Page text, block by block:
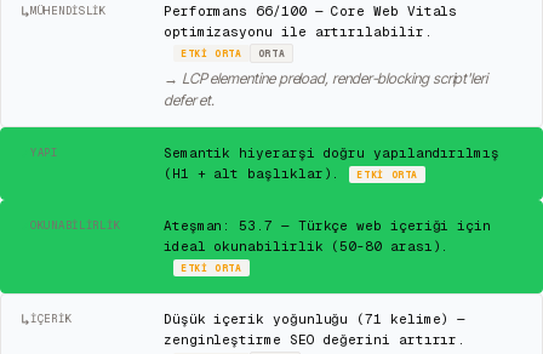
↳MÜHENDISLIK
Performans 66/100 — Core Web Vitals
optimizasyonu ile artırılabilir.
ETKIORTA ORTA
→ LCP elementine preload, render-blocking script'leri
defer et.
YAPI
Semantik hiyerarşi doğru yapılandırılmış
(H1 + alt başlıklar).
ETKI ORTA
OKUNABILIRLIK
Ateşman: 53.7 — Türkçe web içeriği için
ideal okunabilirlik (50-80 arası).
ETKIORTA
↳İÇERIK
Düşük içerik yoğunluğu (71 kelime) —
zenginleştirme SEO değerini artırır.